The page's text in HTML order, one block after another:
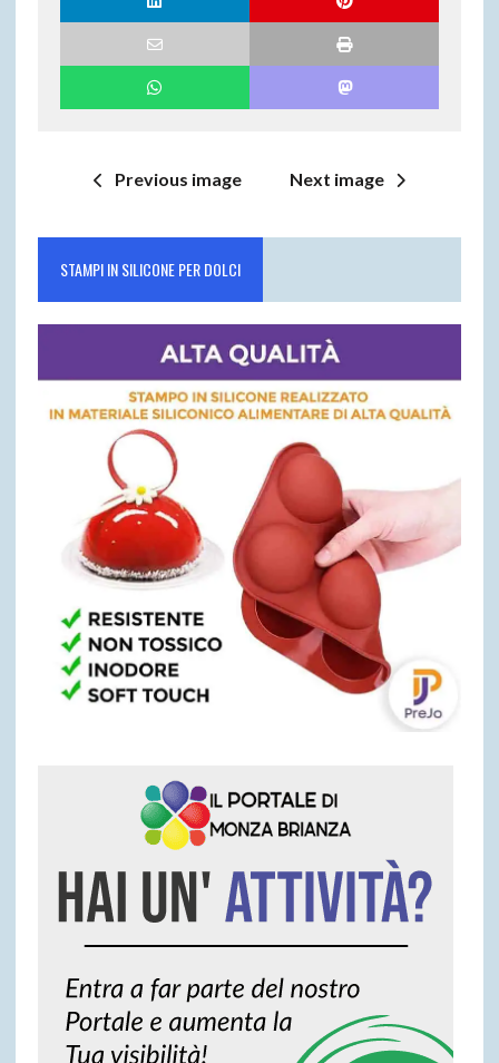
Previous image Next image
STAMPI IN SILICONE PER DOLCI